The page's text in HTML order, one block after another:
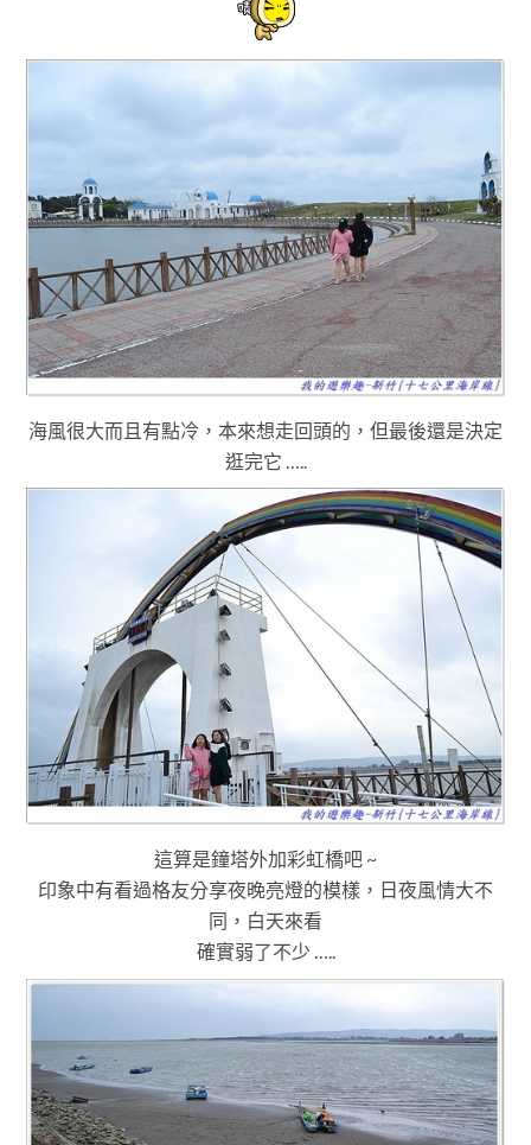
海風很大而且有點冷 ， 本來想走回頭的 ，但最後還是決定
逛完它 …..
這算是鐘塔外加彩虹橋吧 ~
印象中有看過格友分享夜晚亮燈的模樣，日夜風情大不
同 ， 白天來看
確實弱了不少 …..